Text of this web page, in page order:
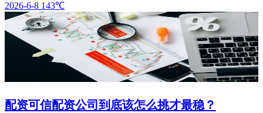
2026-6-8 143℃
配资可信配资公司到底该怎么挑才最稳？